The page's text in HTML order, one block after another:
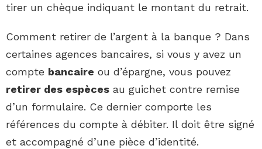
tirer un chèque indiquant le montant du retrait.
Comment retirer de l’argent à la banque ? Dans
certaines agences bancaires, si vous y avez un
compte bancaire ou d’épargne, vous pouvez
retirer des espèces au guichet contre remise
d’un formulaire. Ce dernier comporte les
références du compte à débiter. Il doit être signé
et accompagné d’une pièce d’identité.